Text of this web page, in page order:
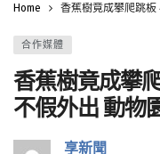
Home 香蕉樹竟成攀爬跳
合作媒體
香蕉樹竟成攀
不假外出 動物
享新聞